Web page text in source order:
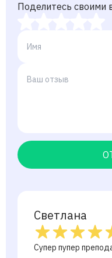
Поделитесь своими
Светлана
Супер пупер